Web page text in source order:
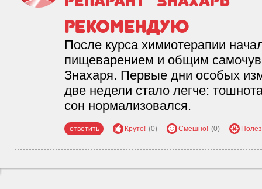
Рекомендую
После курса химиотерапии
пищеварением и общим
Знахаря. Первые дни особых
две недели стало легче:
сон нормализовался.
ответить Круто! (0) Смешно! (0)